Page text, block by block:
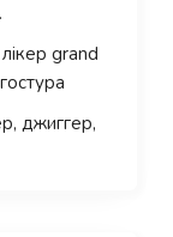
grand
джиггер,